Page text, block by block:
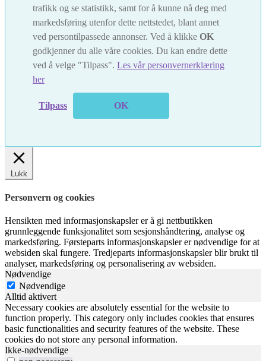
trafikk og se statistikk, samt for å kunne nå deg med
markedsføring utenfor dette nettstedet, blant annet
ved persontilpassede annonser. Ved å klikke OK
godkjenner du alle våre cookies. Du kan endre dette
ved å velge "Tilpass". Les vår personvernerklæring
her
Tilpass OK
Lukk
Personvern og cookies
Hensikten med informasjonskapsler er å gi nettbutikken
grunnleggende funksjonalitet som sesjonshåndtering, analyse og
markedsføring. Førsteparts informasjonskapsler er nødvendige for at
websiden skal fungere. Tredjeparts informasjonskapsler blir brukt til
analyser, markedsføring og personalisering av websiden.
Nødvendige
Nødvendige
Alltid aktivert
Necessary cookies are absolutely essential for the website to
function properly. This category only includes cookies that ensures
basic functionalities and security features of the website. These
cookies do not store any personal information.
Ikke-nødvendige